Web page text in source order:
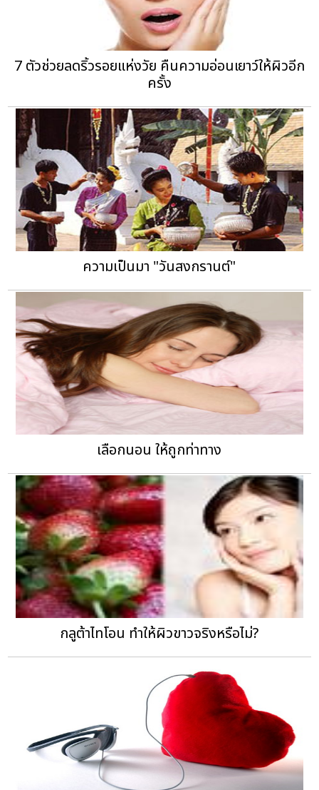
7 ตัวช่วยลดริ้วรอยแห่งวัย คืนความอ่อนเยาว์ให้ผิวอีก
ครั้ง
ความเป็นมา "วันสงกรานต์"
เลือกนอน ให้ถูกท่าทาง
กลูต้าไทโอน ทำให้ผิวขาวจริงหรือไม่?